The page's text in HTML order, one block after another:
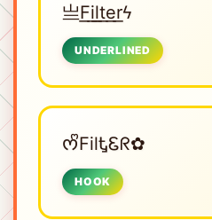
亗F͟i͟l͟t͟e͟r͟ϟ
UNDERLINED
ᰔᩚFilᎿᏋᖇ✿
HOOK